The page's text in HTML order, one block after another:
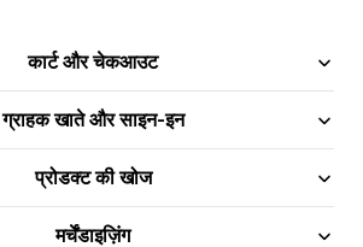
कार्ट और चेकआउट
ग्राहक खाते और साइन-इन
प्रोडक्ट की खोज
मर्चेंडाइज़िंग